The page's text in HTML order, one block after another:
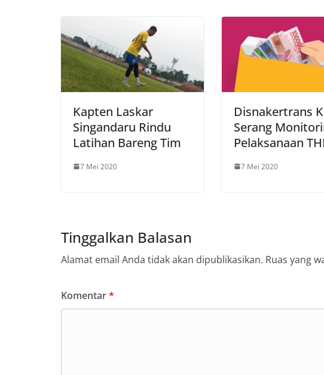
Kapten Laskar
Singandaru Rindu
Latihan Bareng Tim
7 Mei 2020
Disnakertrans
Serang
Pelaksanaan
7 Mei 2020
Tinggalkan Balasan
Alamat email Anda tidak akan dipublikasikan. Ruas yang
Komentar*